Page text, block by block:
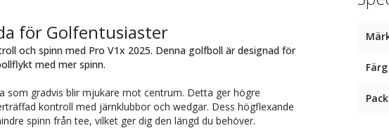
för Golfentusiaster
och spinn med Pro V1x 2025. Denna golfboll är designad för
med mer spinn.
som gradvis blir mjukare mot centrum. Detta ger högre
kontroll med järnklubbor och wedgar. Dess högflexande
spinn från tee, vilket ger dig den längd du behöver.
Färg
Pack